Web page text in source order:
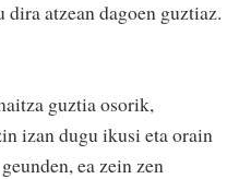
atzean dagoen guztiaz.
guztia osorik,
izan dugu ikusi eta orain
ea zein zen